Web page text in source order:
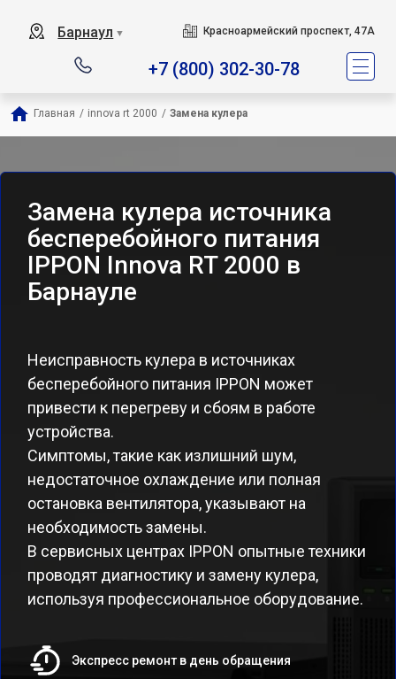
Барнаул ▼ Красноармейский проспект, 47А
+7 (800) 302-30-78
Главная / innova rt 2000 / Замена кулера
Замена кулера источника
бесперебойного питания
IPPON Innova RT 2000 в
Барнауле
Неисправность кулера в источниках
бесперебойного питания IPPON может
привести к перегреву и сбоям в работе
устройства.
Симптомы, такие как излишний шум,
недостаточное охлаждение или полная
остановка вентилятора, указывают на
необходимость замены.
В сервисных центрах IPPON опытные техники
проводят диагностику и замену кулера,
используя профессиональное оборудование.
Экспресс ремонт в день обращения